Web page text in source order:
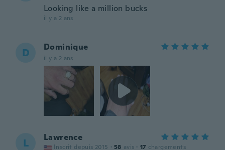
Looking like a million bucks
il y a 2 ans
D Dominique
il y a 2 ans
L Lawrence
Inscrit depuis 2015 · 58 avis · 17 chargements